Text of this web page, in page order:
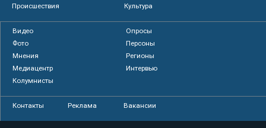
Происшествия
Культура
Видео
Опросы
Фото
Персоны
Мнения
Регионы
Медиацентр
Интервью
Колумнисты
Контакты Реклама Вакансии